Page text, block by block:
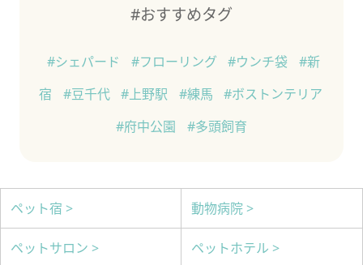
#おすすめタグ
#シェパード #フローリング #ウンチ袋
#新
宿
#豆千代 #上野駅 #練馬
#ボストンテリア
#府中公園
#多頭飼育
ペット宿 > 動物病院 >
ペットサロン > ペットホテル >